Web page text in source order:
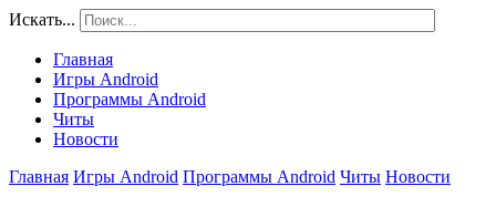
Искать...
Главная
Игры Android
Программы Android
Читы
Новости
Главная Игры Android Программы Android Читы Новости